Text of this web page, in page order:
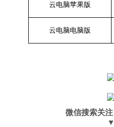
云电脑苹果版
云电脑电脑版
微信搜索关注
▼